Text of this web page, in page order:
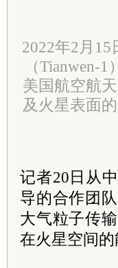
2022年2月
（Tianwen-
美国航空航
及火星表面
记者20日从
导的合作团
大气粒子传
在火星空间的